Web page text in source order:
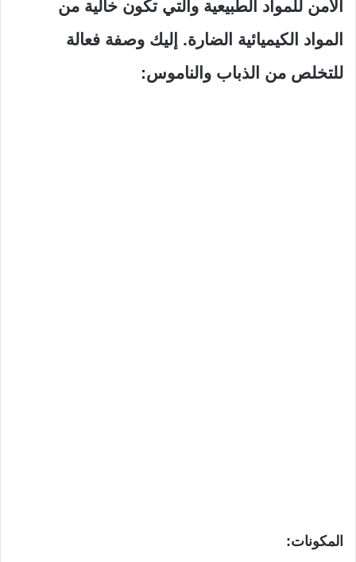
الآمن للمواد الطبيعية والتي تكون خالية من
المواد الكيميائية الضارة. إليك وصفة فعالة
للتخلص من الذباب والناموس:
المكونات: